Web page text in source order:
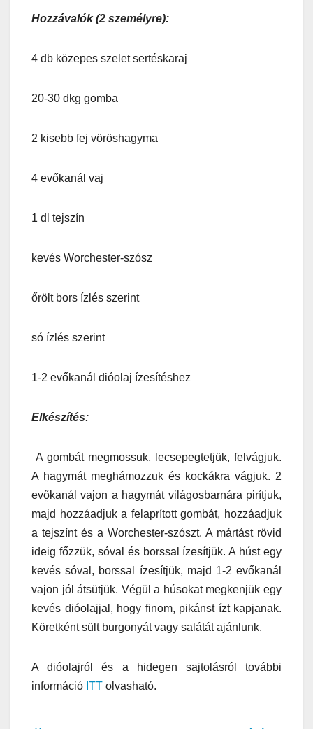
Hozzávalók (2 személyre):
4 db közepes szelet sertéskaraj
20-30 dkg gomba
2 kisebb fej vöröshagyma
4 evőkanál vaj
1 dl tejszín
kevés Worchester-szósz
őrölt bors ízlés szerint
só ízlés szerint
1-2 evőkanál dióolaj ízesítéshez
Elkészítés:
A gombát megmossuk, lecsepegtetjük, felvágjuk.
A hagymát meghámozzuk és kockákra vágjuk. 2
evőkanál vajon a hagymát világosbarnára pirítjuk,
majd hozzáadjuk a felaprított gombát, hozzáadjuk
a tejszínt és a Worchester-szószt. A mártást rövid
ideig főzzük, sóval és borssal ízesítjük. A húst egy
kevés sóval, borssal ízesítjük, majd 1-2 evőkanál
vajon jól átsütjük. Végül a húsokat megkenjük egy
kevés dióolajjal, hogy finom, pikánst ízt kapjanak.
Köretként sült burgonyát vagy salátát ajánlunk.
A dióolajról és a hidegen sajtolásról további
információ ITT olvasható.